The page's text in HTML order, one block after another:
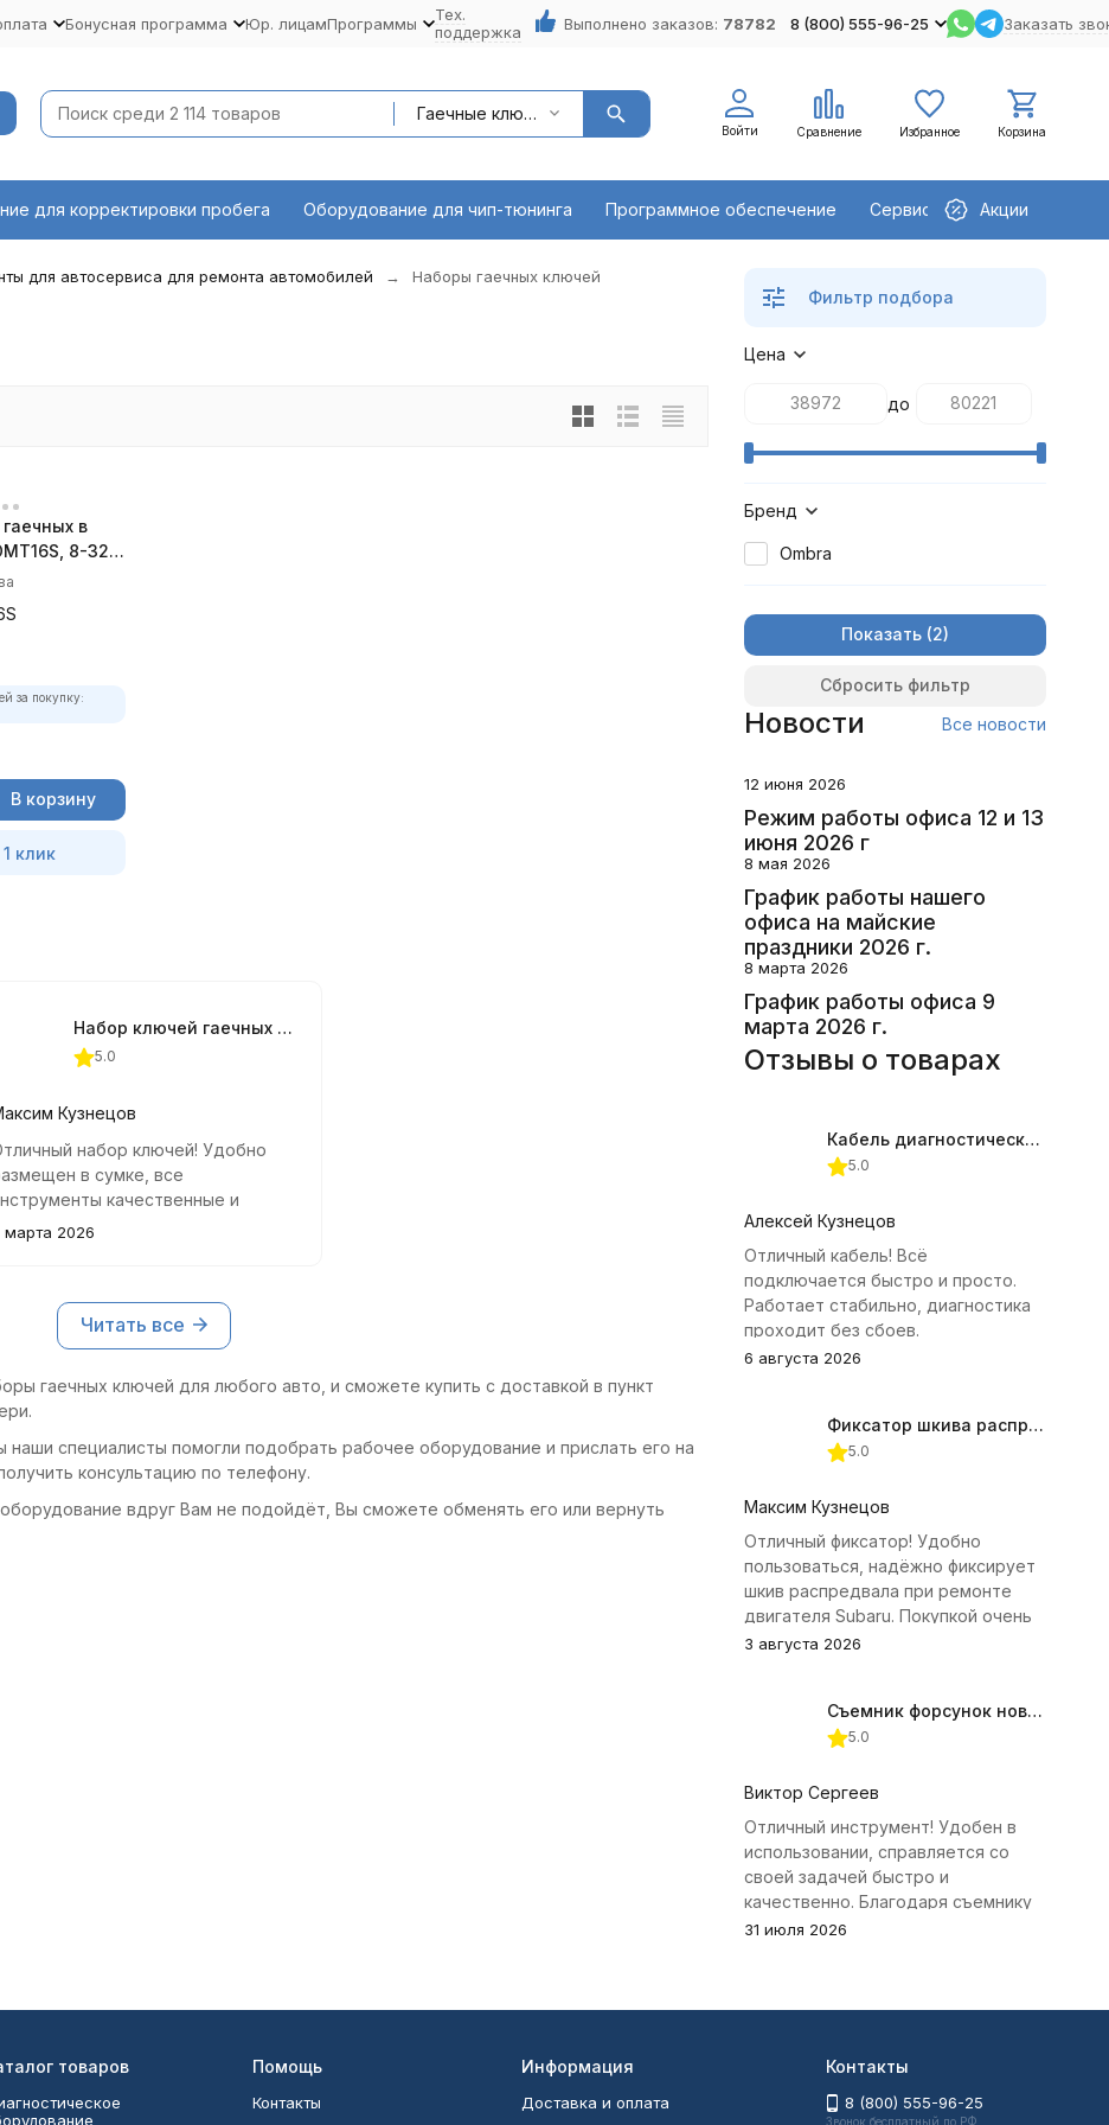
Бонусная программа Юр. лицамПрограммы
Тех.
поддержка
Выполнено заказов: 78782 8 (800) 555-96-25 Заказать
Гаечные ключи
Войти Сравнение Избранное Корзина
для корректировки пробега Оборудование для чип-тюнинга Программное обеспечение Сервисное оборудование
Акции
для автосервиса для ремонта автомобилей Наборы гаечных ключей
в
8-32
за покупку:
В корзину
клик
Набор ключей гаечных в сумке Ombra OMT16S, 8-32 мм, 16 предметов
5.0
Кузнецов
набор ключей! Удобно
в сумке, все
качественные и
держатся. Рекомендую!
марта 2026
Читать все
гаечных ключей для любого авто, и сможете купить с доставкой в пункт
наши специалисты помогли подобрать рабочее оборудование и прислать его на
консультацию по телефону.
вдруг Вам не подойдёт, Вы сможете обменять его или вернуть
Фильтр подбора
Цена
до
Бренд
Ombra
Показать
Сбросить фильтр
Новости Все новости
12 июня 2026
Режим работы офиса 12 и 13
июня 2026 г
8 мая 2026
График работы нашего
офиса на майские
праздники 2026 г.
8 марта 2026
График работы офиса 9
марта 2026 г.
Отзывы о товарах
Кабель диагностический ГАЗ 24 для АВТОАС
5.0
Алексей Кузнецов
Отличный кабель! Всё
подключается быстро и просто.
Работает стабильно, диагностика
проходит без сбоев.
6 августа 2026
Фиксатор шкива распредвала (Subaru) JTC-4409
5.0
Максим Кузнецов
Отличный фиксатор! Удобно
пользоваться, надёжно фиксирует
шкив распредвала при ремонте
двигателя Subaru. Покупкой очень
доволен.
3 августа 2026
Съемник форсунок новых дизельных двигателей Jonnesway
5.0
Виктор Сергеев
Отличный инструмент! Удобен в
использовании, справляется со
своей задачей быстро и
качественно. Благодаря съемнику
удалось избежать лишних хлопот с
31 июля 2026
товаров Помощь
Контакты
Информация
Доставка и оплата
Контакты
8 (800) 555-96-25
Звонок бесплатный по РФ